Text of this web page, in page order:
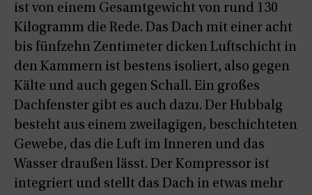
ist von einem Gesamtgewicht von rund 130
Kilogramm die Rede. Das Dach mit einer acht
bis fünfzehn Zentimeter dicken Luftschicht in
den Kammern ist bestens isoliert, also gegen
Kälte und auch gegen Schall. Ein großes
Dachfenster gibt es auch dazu. Der Hubbalg
besteht aus einem zweilagigen, beschichteten
Gewebe, das die Luft im Inneren und das
Wasser draußen lässt. Der Kompressor ist
integriert und stellt das Dach in etwas mehr